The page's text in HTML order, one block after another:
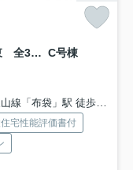
ハートフルタウン 江南市宮後町砂場東 全3区画分譲 C号棟
布袋」駅 徒歩32分車6分 2.5km
宅性能評価書付